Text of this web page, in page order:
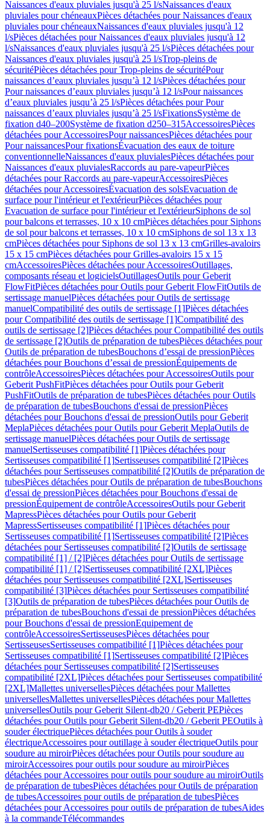
Naissances d'eaux pluviales jusqu'à 25 l/sNaissances d'eaux
pluviales pour chéneauxPièces détachées pour Naissances d'eaux
pluviales pour chéneauxNaissances d'eaux pluviales jusqu'à 12
l/sPièces détachées pour Naissances d'eaux pluviales jusqu'à 12
l/sNaissances d'eaux pluviales jusqu'à 25 l/sPièces détachées pour
Naissances d'eaux pluviales jusqu'à 25 l/sTrop-pleins de
sécuritéPièces détachées pour Trop-pleins de sécuritéPour
naissances d’eaux pluviales jusqu’à 12 l/sPièces détachées pour
Pour naissances d’eaux pluviales jusqu’à 12 l/sPour naissances
d’eaux pluviales jusqu’à 25 l/sPièces détachées pour Pour
naissances d’eaux pluviales jusqu’à 25 l/sFixationsSystème de
fixation d40–200Système de fixation d250–315AccessoiresPièces
détachées pour AccessoiresPour naissancesPièces détachées pour
Pour naissancesPour fixationsÉvacuation des eaux de toiture
conventionnelleNaissances d'eaux pluvialesPièces détachées pour
Naissances d'eaux pluvialesRaccords au pare-vapeurPièces
détachées pour Raccords au pare-vapeurAccessoiresPièces
détachées pour AccessoiresÉvacuation des solsEvacuation de
surface pour l'intérieur et l'extérieurPièces détachées pour
Evacuation de surface pour l'intérieur et l'extérieurSiphons de sol
pour balcons et terrasses, 10 x 10 cmPièces détachées pour Siphons
de sol pour balcons et terrasses, 10 x 10 cmSiphons de sol 13 x 13
cmPièces détachées pour Siphons de sol 13 x 13 cmGrilles-avaloirs
15 x 15 cmPièces détachées pour Grilles-avaloirs 15 x 15
cmAccessoiresPièces détachées pour AccessoiresOutillages,
composants réseau et logicielsOutillagesOutils pour Geberit
FlowFitPièces détachées pour Outils pour Geberit FlowFitOutils de
sertissage manuelPièces détachées pour Outils de sertissage
manuelCompatibilité des outils de sertissage [1]Pièces détachées
pour Compatibilité des outils de sertissage [1]Compatibilité des
outils de sertissage [2]Pièces détachées pour Compatibilité des outils
de sertissage [2]Outils de préparation de tubesPièces détachées pour
Outils de préparation de tubesBouchons d’essai de pressionPièces
détachées pour Bouchons d’essai de pressionÉquipements de
contrôleAccessoiresPièces détachées pour AccessoiresOutils pour
Geberit PushFitPièces détachées pour Outils pour Geberit
PushFitOutils de préparation de tubesPièces détachées pour Outils
de préparation de tubesBouchons d'essai de pressionPièces
détachées pour Bouchons d'essai de pressionOutils pour Geberit
MeplaPièces détachées pour Outils pour Geberit MeplaOutils de
sertissage manuelPièces détachées pour Outils de sertissage
manuelSertisseuses compatibilité [1]Pièces détachées pour
Sertisseuses compatibilité [1]Sertisseuses compatibilité [2]Pièces
détachées pour Sertisseuses compatibilité [2]Outils de préparation de
tubesPièces détachées pour Outils de préparation de tubesBouchons
d'essai de pressionPièces détachées pour Bouchons d'essai de
pressionÉquipement de contrôleAccessoiresOutils pour Geberit
MapressPièces détachées pour Outils pour Geberit
MapressSertisseuses compatibilité [1]Pièces détachées pour
Sertisseuses compatibilité [1]Sertisseuses compatibilité [2]Pièces
détachées pour Sertisseuses compatibilité [2]Outils de sertissage
compatibilité [1] / [2]Pièces détachées pour Outils de sertissage
compatibilité [1] / [2]Sertisseuses compatibilité [2XL]Pièces
détachées pour Sertisseuses compatibilité [2XL]Sertisseuses
compatibilité [3]Pièces détachées pour Sertisseuses compatibilité
[3]Outils de préparation de tubesPièces détachées pour Outils de
préparation de tubesBouchons d'essai de pressionPièces détachées
pour Bouchons d'essai de pressionEquipement de
contrôleAccessoiresSertisseusesPièces détachées pour
SertisseusesSertisseuses compatibilité [1]Pièces détachées pour
Sertisseuses compatibilité [1]Sertisseuses compatibilité [2]Pièces
détachées pour Sertisseuses compatibilité [2]Sertisseuses
compatibilité [2XL]Pièces détachées pour Sertisseuses compatibilité
[2XL]Mallettes universellesPièces détachées pour Mallettes
universellesMallettes universellesPièces détachées pour Mallettes
universellesOutils pour Geberit Silent-db20 / Geberit PEPièces
détachées pour Outils pour Geberit Silent-db20 / Geberit PEOutils à
souder électriquePièces détachées pour Outils à souder
électriqueAccessoires pour outillage à souder électriqueOutils pour
soudure au miroirPièces détachées pour Outils pour soudure au
miroirAccessoires pour outils pour soudure au miroirPièces
détachées pour Accessoires pour outils pour soudure au miroirOutils
de préparation de tubesPièces détachées pour Outils de préparation
de tubesAccessoires pour outils de préparation de tubesPièces
détachées pour Accessoires pour outils de préparation de tubesAides
à la commandeTélécommandes